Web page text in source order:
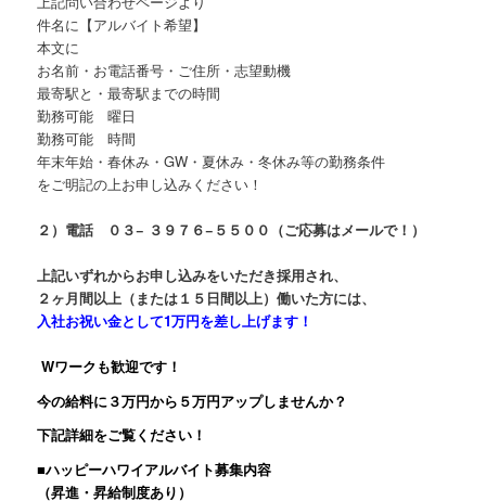
件名に【アルバイト希望】
本文に
お名前・お電話番号・ご住所・志望動機
最寄駅と・最寄駅までの時間
勤務可能 曜日
勤務可能 時間
年末年始・春休み・GW・夏休み・冬休み等の勤務条件
をご明記の上お申し込みください！
２）電話 ０３− ３９７６−５５００（ご応募はメールで！）
上記いずれからお申し込みをいただき採用され、
２ヶ月間以上（または１５日間以上）働いた方には、
入社お祝い金として1万円を差し上げます！
Wワークも歓迎です！
今の給料に３万円から５万円アップしませんか？
下記詳細をご覧ください！
■ハッピーハワイアルバイト募集内容
（昇進・昇給制度あり）